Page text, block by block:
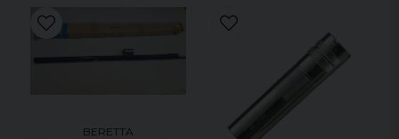
BERETTA